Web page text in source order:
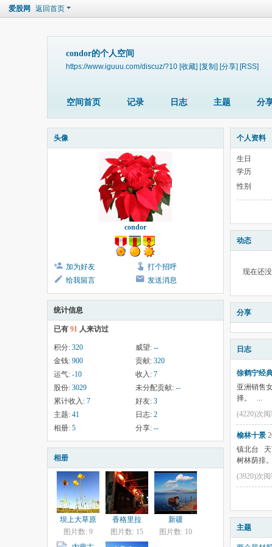
爱股网 返回首页
condor的个人空间
https://www.iguuu.com/discuz/?10 [收藏] [复制] [分享] [RSS]
空间首页 记录 日志 主题 分
头像
condor
加为好友
打个招呼
给我留言
发送消息
统计信息
已有 91 人来访过
积分: 320 威望: --
金钱: 900 贡献: 320
运气: -10 收入: 7
股份: 3029 未分配贡献: --
累计收入: 7 好友: 3
主题: 41 日志: 2
相册: 5 分享: --
相册
坝上大草原
图片数: 9
香格里拉
图片数: 15
新疆
图片数: 10
个人资料
生日
学历
性别
动态
现在还
分享
日志
徐鹤宁经
亚洲销售
择。 ...
(4220)次阅
榆林十景
镇北台 天
树林荫排
(3920)次阅
主题